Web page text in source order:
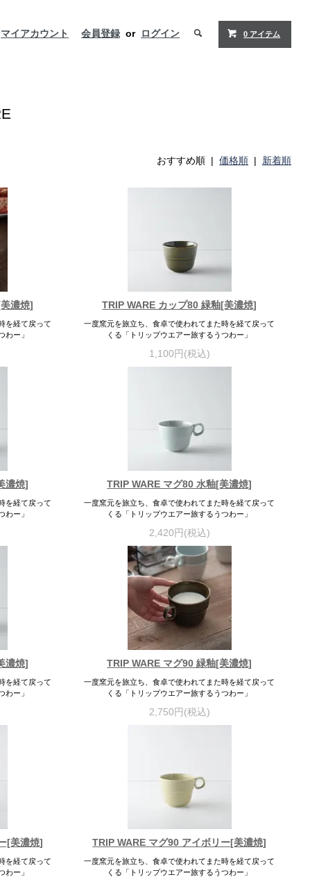
マイアカウント 会員登録 or ログイン 0 アイテム
おすすめ順 |価格順 | 新着順
濃焼]
を経て戻って
わー」
TRIP WARE カップ80 緑釉[美濃焼]
一度窯元を旅立ち、食卓で使われてまた時を経て戻って
くる「トリップウエアー旅するうつわー」
1,100円(税込)
濃焼]
を経て戻って
わー」
TRIP WARE マグ80 水釉[美濃焼]
一度窯元を旅立ち、食卓で使われてまた時を経て戻って
くる「トリップウエアー旅するうつわー」
2,420円(税込)
濃焼]
を経て戻って
わー」
TRIP WARE マグ90 緑釉[美濃焼]
一度窯元を旅立ち、食卓で使われてまた時を経て戻って
くる「トリップウエアー旅するうつわー」
2,750円(税込)
[美濃焼]
を経て戻って
わー」
TRIP WARE マグ90 アイボリー[美濃焼]
一度窯元を旅立ち、食卓で使われてまた時を経て戻って
くる「トリップウエアー旅するうつわー」